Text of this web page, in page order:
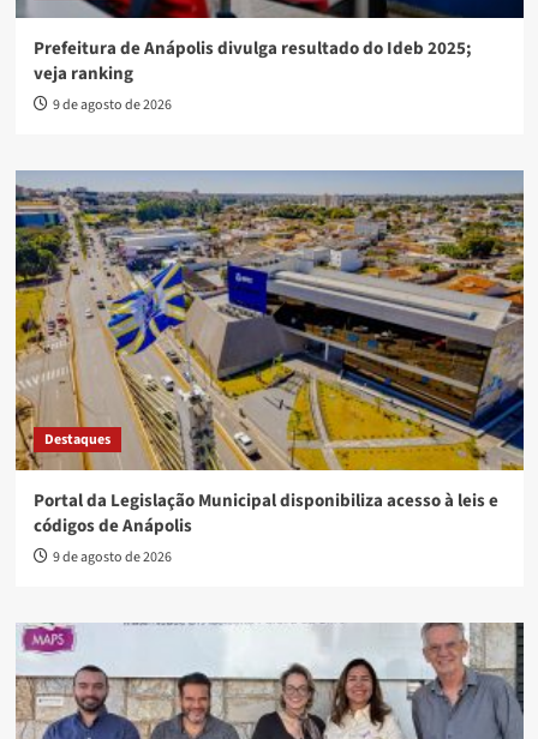
Prefeitura de Anápolis divulga resultado do Ideb 2025;
veja ranking
9 de agosto de 2026
Destaques
Portal da Legislação Municipal disponibiliza acesso à leis e
códigos de Anápolis
9 de agosto de 2026